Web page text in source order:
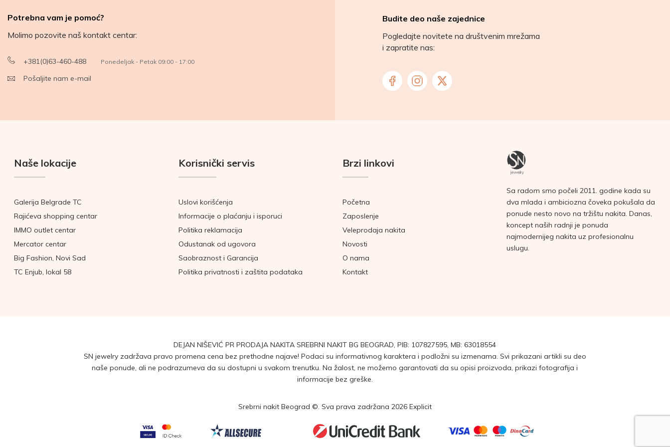
Potrebna vam je pomoć?
Molimo pozovite naš kontakt centar:
+381(0)63-460-488 Ponedeljak - Petak 09:00 - 17:00
Pošaljite nam e-mail
Budite deo naše zajednice
Pogledajte novitete na društvenim mrežama
i zapratite nas:
Naše lokacije
Galerija Belgrade TC
Rajićeva shopping centar
IMMO outlet centar
Mercator centar
Big Fashion, Novi Sad
TC Enjub, lokal 58
Korisnički servis
Uslovi korišćenja
Informacije o plaćanju i isporuci
Politika reklamacija
Odustanak od ugovora
Saobraznost i Garancija
Politika privatnosti i zaštita podataka
Brzi linkovi
Početna
Zaposlenje
Veleprodaja nakita
Novosti
O nama
Kontakt
Sa radom smo počeli 2011. godine kada su
dva mlada i ambiciozna čoveka pokušala da
ponude nesto novo na tržištu nakita. Danas,
koncept naših radnji je ponuda
najmodernijeg nakita uz profesionalnu
uslugu.
DEJAN NIŠEVIĆ PR PRODAJA NAKITA SREBRNI NAKIT BG BEOGRAD, PIB: 107827595, MB: 63018554
SN jewelry zadržava pravo promena cena bez prethodne najave! Podaci su informativnog karaktera i podložni su izmenama. Svi prikazani artikli su deo
naše ponude, ali ne podrazumeva da su dostupni u svakom trenutku. Na žalost, ne možemo garantovati da su opisi proizvoda, prikazi fotografija i
informacije bez greške.
Srebrni nakit Beograd ©. Sva prava zadržana 2026 Explicit